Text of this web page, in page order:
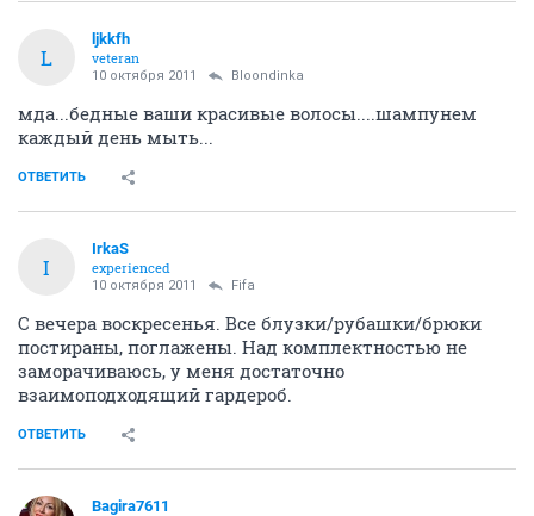
L
ljkkfh
veteran
10 октября 2011 Bloondinka
мда...бедные ваши красивые волосы....шампунем
каждый день мыть...
ОТВЕТИТЬ
I
IrkaS
experienced
10 октября 2011 Fifa
С вечера воскресенья. Все блузки/рубашки/брюки
постираны, поглажены. Над комплектностью не
заморачиваюсь, у меня достаточно
взаимоподходящий гардероб.
ОТВЕТИТЬ
Bagira7611